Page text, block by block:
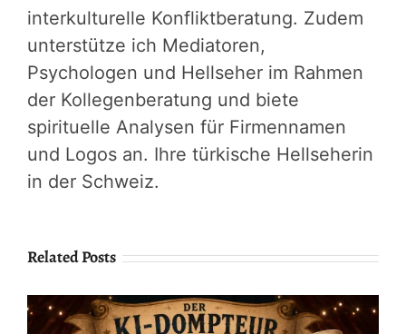
interkulturelle Konfliktberatung. Zudem
unterstütze ich Mediatoren,
Psychologen und Hellseher im Rahmen
der Kollegenberatung und biete
spirituelle Analysen für Firmennamen
und Logos an. Ihre türkische Hellseherin
in der Schweiz.
Related Posts